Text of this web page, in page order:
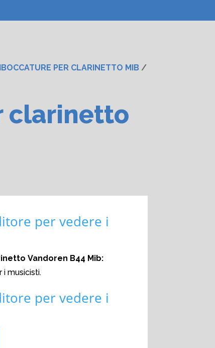
PER CLARINETTO MIB /
clarinetto
per vedere i
Vandoren B44 Mib:
musicisti.
per vedere i